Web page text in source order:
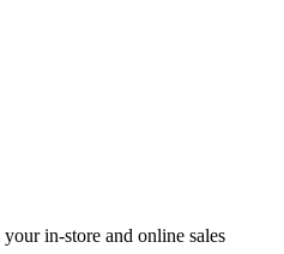
in-store and online sales